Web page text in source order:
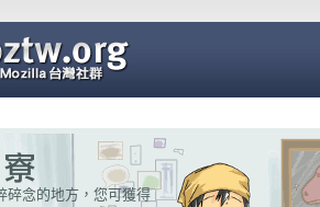
碎念的地方，您可獲得